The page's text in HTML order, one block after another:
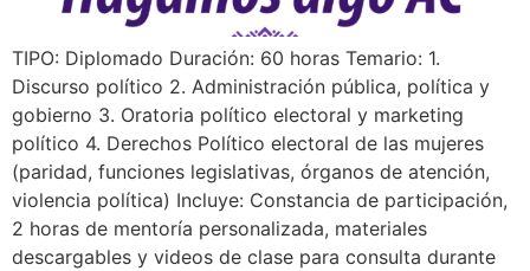
TIPO: Diplomado Duración: 60 horas Temario: 1.
Discurso político 2. Administración pública, política y
gobierno 3. Oratoria político electoral y marketing
político 4. Derechos Político electoral de las mujeres
(paridad, funciones legislativas, órganos de atención,
violencia política) Incluye: Constancia de participación,
2 horas de mentoría personalizada, materiales
descargables y videos de clase para consulta durante